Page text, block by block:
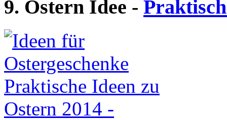
9. Ostern Idee -